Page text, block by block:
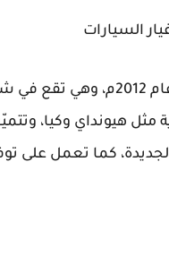
السيارات
هيونداي وكيا،
الجديدة، كما تعمل